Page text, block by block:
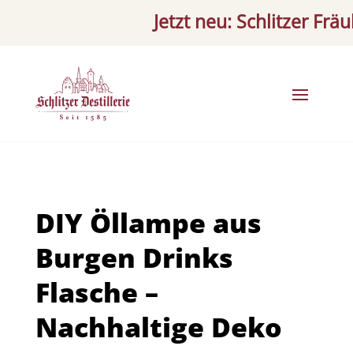
Jetzt neu: Schlitzer
DIY Öllampe aus
Burgen Drinks
Flasche –
Nachhaltige Deko